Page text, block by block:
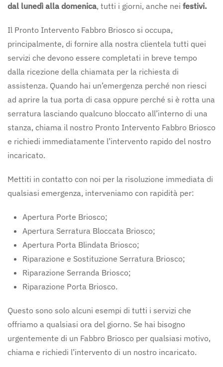
dal lunedì alla domenica, tutti i giorni, anche nei festivi.
Il Pronto Intervento Fabbro Briosco si occupa,
principalmente, di fornire alla nostra clientela tutti quei
servizi che devono essere completati in breve tempo
dalla ricezione della chiamata per la richiesta di
assistenza. Quando hai un’emergenza perché non riesci
ad aprire la tua porta di casa oppure perché si è rotta una
serratura lasciando qualcuno bloccato all’interno di una
stanza, chiama il nostro Pronto Intervento Fabbro Briosco
e richiedi immediatamente l’intervento rapido del nostro
incaricato.
Mettiti in contatto con noi per la risoluzione immediata di
qualsiasi emergenza, interveniamo con rapidità per:
Apertura Porte Briosco;
Apertura Serratura Bloccata Briosco;
Apertura Porta Blindata Briosco;
Riparazione e Sostituzione Serratura Briosco;
Riparazione Serranda Briosco;
Riparazione Porta Briosco.
Questo sono solo alcuni esempi di tutti i servizi che
offriamo a qualsiasi ora del giorno. Se hai bisogno
urgentemente di un Fabbro Briosco per qualsiasi motivo,
chiama e richiedi l’intervento di un nostro incaricato.